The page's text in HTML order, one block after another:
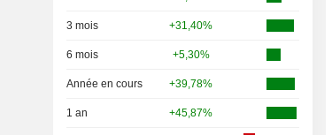
3 mois +31,40%
6 mois +5,30%
Année en cours +39,78%
1 an +45,87%